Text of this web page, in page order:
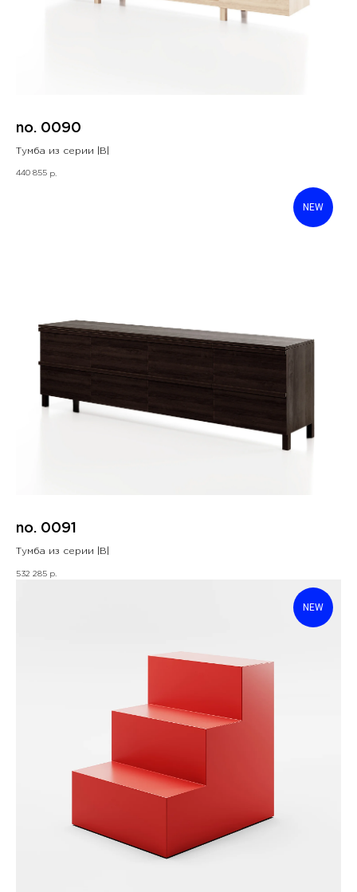
no. 0090
Тумба из серии |B|
440 855 р.
NEW
no. 0091
Тумба из серии |B|
532 285 р.
NEW